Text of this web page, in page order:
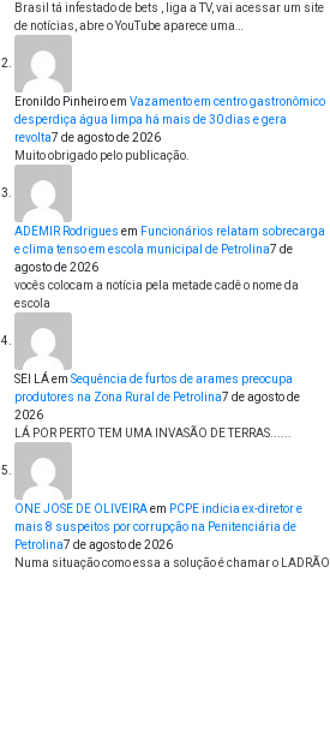
Brasil tá infestado de bets , liga a TV, vai acessar um site
de notícias, abre o YouTube aparece uma…
Eronildo Pinheiroem Vazamento em centro gastronômico
desperdiça água limpa há mais de 30 dias e gera
revolta7 de agosto de 2026
Muito obrigado pelo publicação.
ADEMIR Rodrigues em Funcionários relatam sobrecarga
e clima tenso em escola municipal de Petrolina7 de
agosto de 2026
vocês colocam a notícia pela metade cadê o nome da
escola
SEI LÁem Sequência de furtos de arames preocupa
produtores na Zona Rural de Petrolina7 de agosto de
2026
LÁ POR PERTO TEM UMA INVASÃO DE TERRAS......
ONE JOSE DE OLIVEIRAem PCPE indicia ex-diretor e
mais 8 suspeitos por corrupção na Penitenciária de
Petrolina7 de agosto de 2026
Numa situação como essa a solução é chamar o LADRÃO